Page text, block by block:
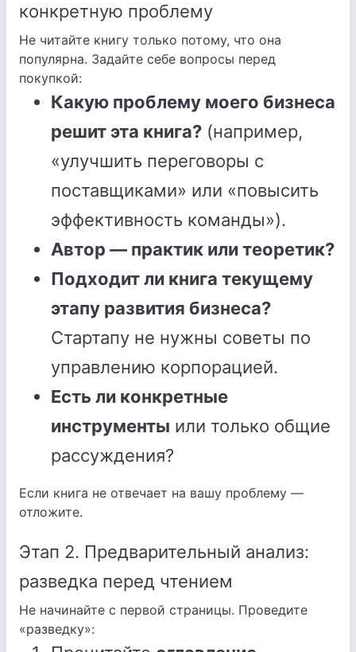
конкретную проблему
Не читайте книгу только потому, что она
популярна. Задайте себе вопросы перед
покупкой:
Какую проблему моего бизнеса
решит эта книга? (например,
«улучшить переговоры с
поставщиками» или «повысить
эффективность команды»).
Автор — практик или теоретик?
Подходит ли книга текущему
этапу развития бизнеса?
Стартапу не нужны советы по
управлению корпорацией.
Есть ли конкретные
инструменты или только общие
рассуждения?
Если книга не отвечает на вашу проблему —
отложите.
Этап 2. Предварительный анализ:
разведка перед чтением
Не начинайте с первой страницы. Проведите
«разведку»: